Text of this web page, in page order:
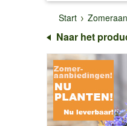
↓
Start
Naar het